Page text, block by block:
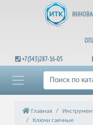
+7(343)287-16-05
Главная
Ключи гаечные